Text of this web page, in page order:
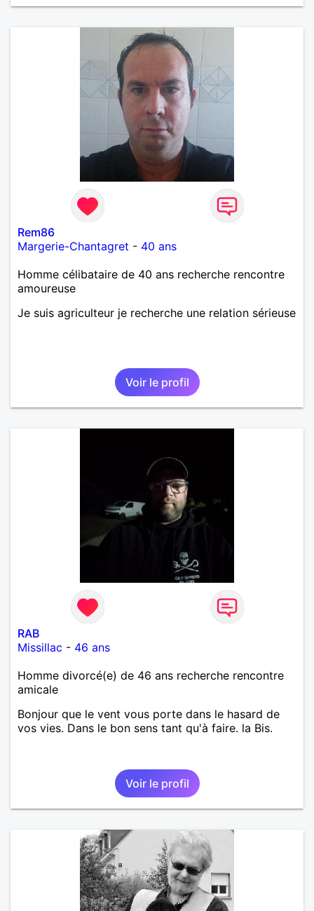
Rem86
Margerie-Chantagret - 40 ans
Homme célibataire de 40 ans recherche rencontre
amoureuse
Je suis agriculteur je recherche une relation sérieuse
Voir le profil
RAB
Missillac - 46 ans
Homme divorcé(e) de 46 ans recherche rencontre
amicale
Bonjour que le vent vous porte dans le hasard de
vos vies. Dans le bon sens tant qu'à faire. la Bis.
Voir le profil